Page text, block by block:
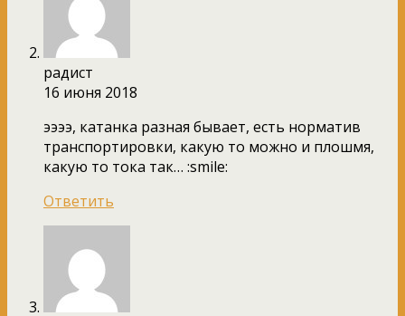
радист
16 июня 2018
ээээ, катанка разная бывает, есть норматив
транспортировки, какую то можно и плошмя,
какую то тока так… :smile:
Ответить